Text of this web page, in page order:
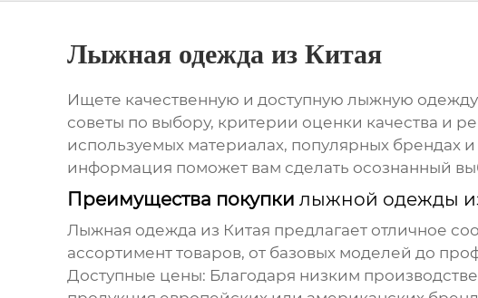
Лыжная одежда из Китая
Ищете качественную и доступную лыжную одежду
советы по выбору, критерии оценки качества и
используемых материалах, популярных брендах
информация поможет вам сделать осознанный
Преимущества покупки лыжной одежды
Лыжная одежда из Китая предлагает отличное
ассортимент товаров, от базовых моделей до
Доступные цены: Благодаря низким